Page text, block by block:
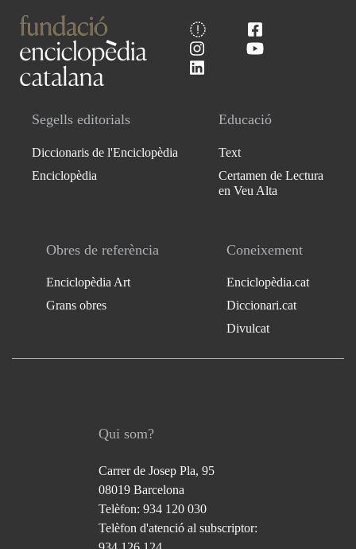
Segells editorials
Diccionaris de l'Enciclopèdia
Enciclopèdia
Educació
Text
Certamen de Lectura
en Veu Alta
Obres de referència
Enciclopèdia Art
Grans obres
Coneixement
Enciclopèdia.cat
Diccionari.cat
Divulcat
Qui som?
Carrer de Josep Pla, 95
08019 Barcelona
Telèfon: 934 120 030
Telèfon d'atenció al subscriptor: